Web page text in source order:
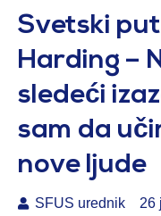
Svetski
Harding –
sledeći
sam da
nove ljude
SFUS urednik 26